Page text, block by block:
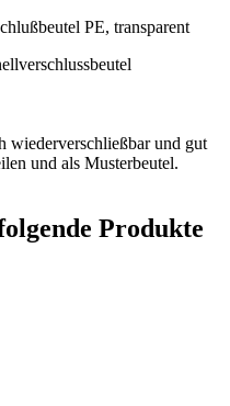
PE, transparent
wiederverschließbar und gut
und als Musterbeutel.
Produkte